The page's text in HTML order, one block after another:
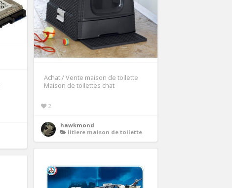
Achat / Vente maison de toilette
Maison de toilettes chat
2
hawkmond
litiere maison de toilette